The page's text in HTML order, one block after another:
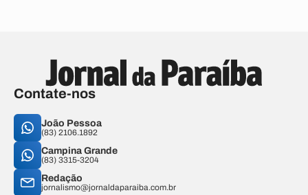
Contate-nos
João Pessoa
(83) 2106.1892
Campina Grande
(83) 3315-3204
Redação
jornalismo@jornaldaparaiba.com.br